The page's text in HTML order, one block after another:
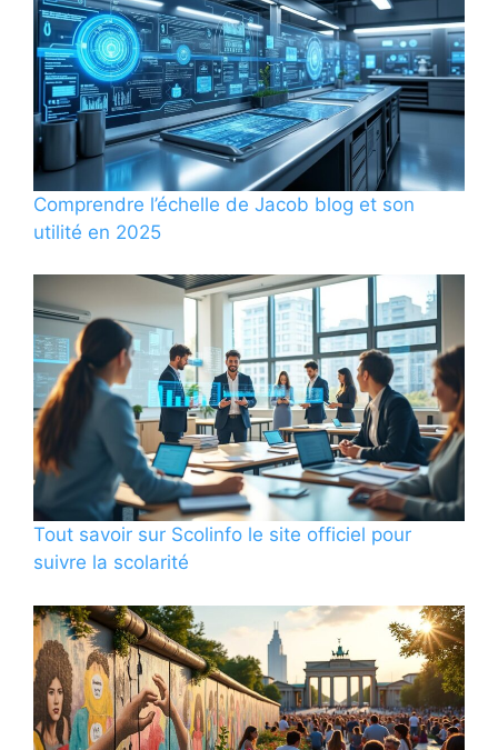
Comprendre l’échelle de Jacob blog et son
utilité en 2025
Tout savoir sur Scolinfo le site officiel pour
suivre la scolarité